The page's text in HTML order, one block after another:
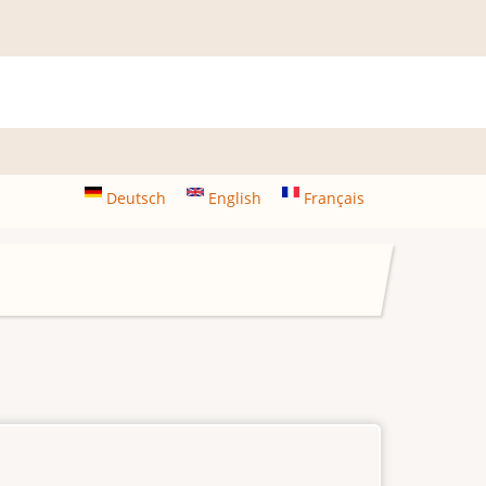
Deutsch English Français